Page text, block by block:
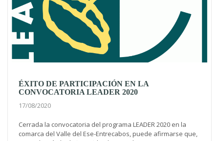
ÉXITO DE PARTICIPACIÓN EN LA
CONVOCATORIA LEADER 2020
17/08/2020
Cerrada la convocatoria del programa LEADER 2020 en la
comarca del Valle del Ese-Entrecabos, puede afirmarse que,